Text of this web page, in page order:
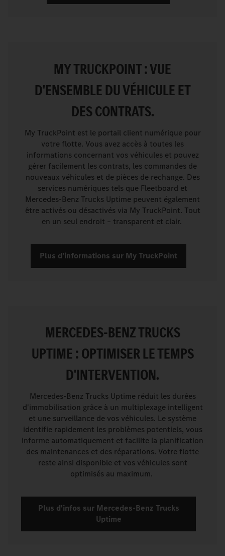
MY TRUCKPOINT : VUE
D'ENSEMBLE DU VÉHICULE ET
DES CONTRATS.
My TruckPoint est le portail client numérique pour
votre flotte. Vous avez accès à toutes les
informations concernant vos véhicules et pouvez
gérer facilement les contrats, les commandes de
nouveaux véhicules et de pièces de rechange. Des
services numériques tels que Fleetboard et
Mercedes-Benz Trucks Uptime peuvent également
être activés ou désactivés via My TruckPoint. Tout
en un seul endroit – transparent et clair.
Plus d'informations sur My TruckPoint
MERCEDES-BENZ TRUCKS
UPTIME : OPTIMISER LE TEMPS
D'INTERVENTION.
Mercedes-Benz Trucks Uptime réduit les durées
d'immobilisation grâce à un multiplexage intelligent
et une surveillance de vos véhicules. Le système
identifie rapidement les problèmes potentiels, vous
informe automatiquement et facilite la planification
des maintenances et des réparations. Votre flotte
reste ainsi disponible et vos véhicules sont
optimisés au maximum.
Plus d'infos sur Mercedes-Benz Trucks
Uptime